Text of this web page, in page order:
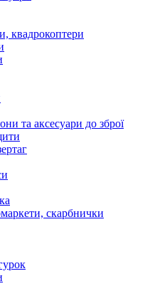
квадрокоптери
та аксесуари до зброї
скарбнички